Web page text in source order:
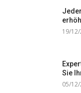
19/
Sie
05/